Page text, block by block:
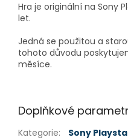
Hra je originální na Sony
let.
Jedná se použitou a
tohoto důvodu
měsíce.
Doplňkové
Kategorie:
Sony